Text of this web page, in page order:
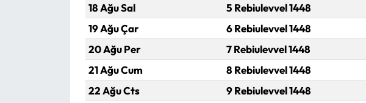
18 Ağu Sal
5 Rebiulevvel 1448
19 Ağu Çar
6 Rebiulevvel 1448
20 Ağu Per
7 Rebiulevvel 1448
21 Ağu Cum
8 Rebiulevvel 1448
22 Ağu Cts
9 Rebiulevvel 1448
Yayla Haber
Yemek Tarifleri
Yerel Haberler